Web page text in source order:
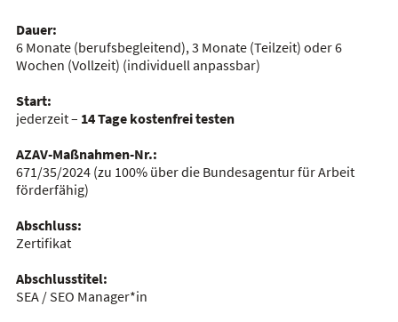
Dauer:
6 Monate (berufsbegleitend), 3 Monate (Teilzeit) oder 6
Wochen (Vollzeit) (individuell anpassbar)
Start:
jederzeit – 14 Tage kostenfrei testen
AZAV-Maßnahmen-Nr.:
671/35/2024(zu 100% über die Bundesagentur für Arbeit
förderfähig)
Abschluss:
Zertifikat
Abschlusstitel:
SEA / SEO Manager*in